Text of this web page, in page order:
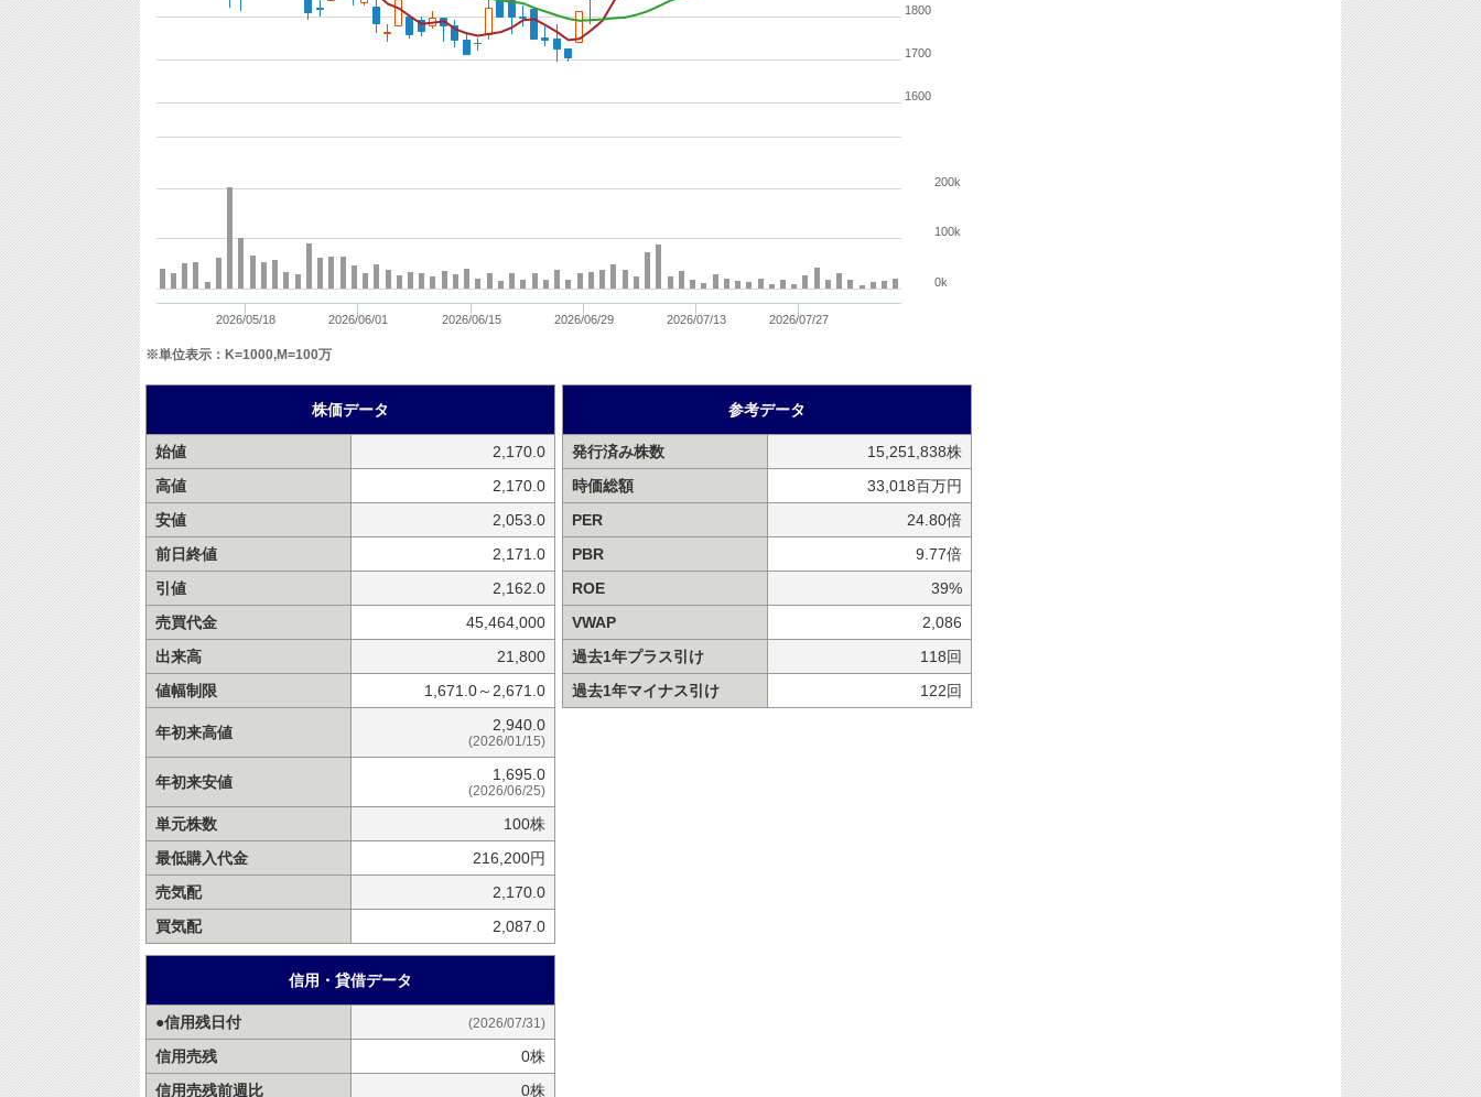
2026/05/18 2026/06/01 2026/06/15 2026/06/29 2026/07/13 2026/07/27
1600
1700
1800
0k
100k
200k
※単位表示：K=1000,M=100万
株価データ
始値
2,170.0
高値
2,170.0
安値
2,053.0
前日終値
2,171.0
引値
2,162.0
売買代金
45,464,000
出来高
21,800
値幅制限
1,671.0～2,671.0
年初来高値 2,940.0
(2026/01/15)
年初来安値 1,695.0
(2026/06/25)
単元株数
100株
最低購入代金
216,200円
売気配
2,170.0
買気配
2,087.0
信用・貸借データ
●信用残日付 (2026/07/31)
信用売残
0株
信用売残前週比
0株
参考データ
発行済み株数
15,251,838株
時価総額
33,018百万円
PER
24.80倍
PBR
9.77倍
ROE
39%
VWAP
2,086
過去1年プラス引け
118回
過去1年マイナス引け
122回